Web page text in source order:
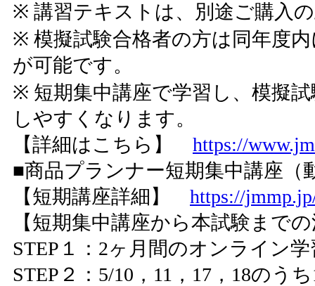
※ 講習テキストは、別途ご購入
※ 模擬試験合格者の方は同年度
が可能です。
※ 短期集中講座で学習し、模擬
しやすくなります。
【詳細はこちら】 https://
■商品プランナー短期集中講座（
【短期講座詳細】 https://
【短期集中講座から本試験まで
STEP１：2ヶ月間のオンライン学
STEP２：5/10，11，17，18のう